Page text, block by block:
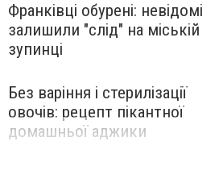
Франківці обурені: невідомі
залишили "слід" на міській
зупинці
Без варіння і стерилізації
овочів: рецепт пікантної
домашньої аджики